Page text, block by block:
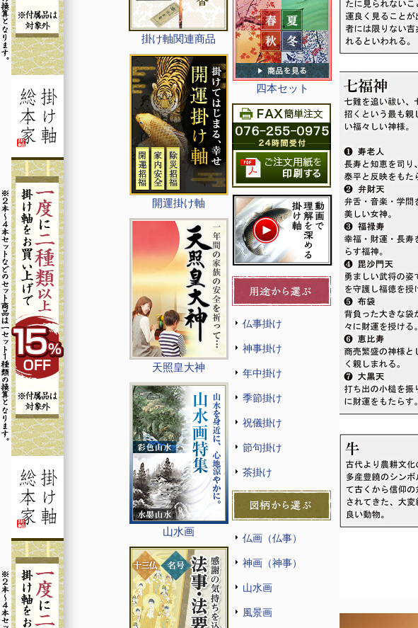
掛け軸関連商品
開運掛け軸
天照皇大神
山水画
四本セット
仏事掛け
神事掛け
年中掛け
季節掛け
祝儀掛け
節句掛け
茶掛け
仏画（仏事）
神画（神事）
山水画
風景画